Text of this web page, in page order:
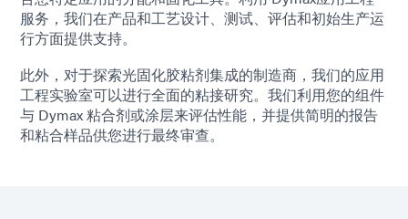
服务，我们在产品和工艺设计、测试、评估和初始生产运
行方面提供支持。
此外，对于探索光固化胶粘剂集成的制造商，我们的应用
工程实验室可以进行全面的粘接研究。我们利用您的组件
与 Dymax 粘合剂或涂层来评估性能，并提供简明的报告
和粘合样品供您进行最终审查。